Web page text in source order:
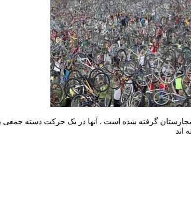
شهر بوداپست مرکز مجارستان گرفته شده است . آنها در یک حرکت
اند